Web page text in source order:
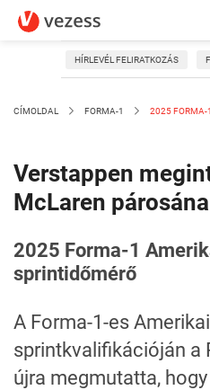
HÍRLEVÉL FELIRATKOZÁS
CÍMOLDAL FORMA-1 2025 FORMA-
Verstappen
McLaren
2025 Forma-1
sprintidőmérő
A Forma-1-es
sprintkvalifikációján a
újra megmutatta,